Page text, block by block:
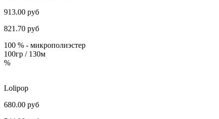
913.00 руб
821.70 руб
100 % - микрополиэстер
100гр / 130м
%
Lоlipоp
680.00 руб